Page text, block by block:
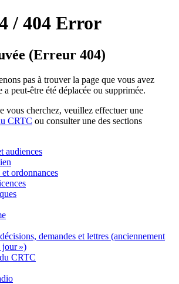
/ 404 Error
(Erreur 404)
pas à trouver la page que vous avez
a peut-être été déplacée ou supprimée.
vous cherchez, veuillez effectuer une
CRTC ou consulter une des sections
audiences
ordonnances
demandes et lettres (anciennement
jour »)
CRTC